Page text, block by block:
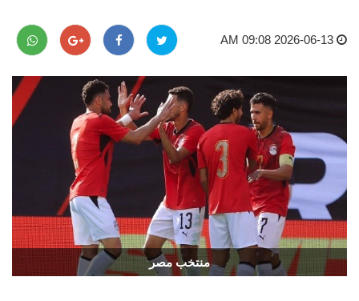
2026-06-13 09:08 AM
منتخب مصر